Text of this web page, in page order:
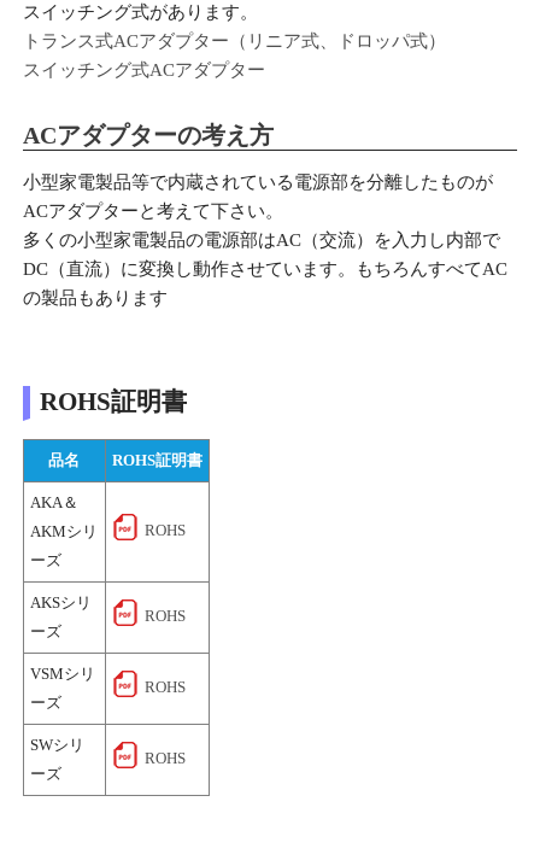
スイッチング式があります。
トランス式ACアダプター（リニア式、ドロッパ式）
スイッチング式ACアダプター
ACアダプターの考え方
小型家電製品等で内蔵されている電源部を分離したものが
ACアダプターと考えて下さい。
多くの小型家電製品の電源部はAC（交流）を入力し内部で
DC（直流）に変換し動作させています。もちろんすべてAC
の製品もあります
ROHS証明書
品名 ROHS証明書
AKA＆
AKMシリ
ーズ
ROHS
AKSシリ
ーズ
ROHS
VSMシリ
ーズ
ROHS
SWシリ
ーズ
ROHS